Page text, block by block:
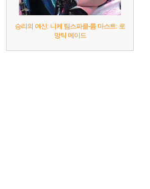
승리의 여신: 니케 팀스파클-륨 마스트: 로
망틱 메이드